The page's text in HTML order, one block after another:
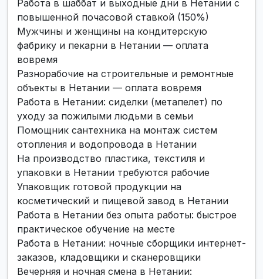
Работа в шаббат и выходные дни в Нетании с
повышенной почасовой ставкой (150%)
Мужчины и женщины на кондитерскую
фабрику и пекарни в Нетании — оплата
вовремя
Разнорабочие на строительные и ремонтные
объекты в Нетании — оплата вовремя
Работа в Нетании: сиделки (метапелет) по
уходу за пожилыми людьми в семьи
Помощник сантехника на монтаж систем
отопления и водопровода в Нетании
На производство пластика, текстиля и
упаковки в Нетании требуются рабочие
Упаковщик готовой продукции на
косметический и пищевой завод в Нетании
Работа в Нетании без опыта работы: быстрое
практическое обучение на месте
Работа в Нетании: ночные сборщики интернет-
заказов, кладовщики и сканеровщики
Вечерняя и ночная смена в Нетании: